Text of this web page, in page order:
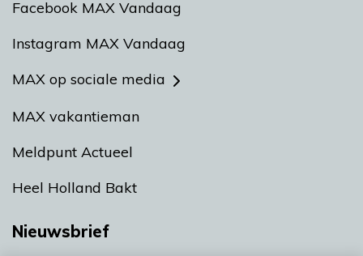
Facebook MAX Vandaag
Instagram MAX Vandaag
MAX op sociale media
MAX vakantieman
Meldpunt Actueel
Heel Holland Bakt
Nieuwsbrief